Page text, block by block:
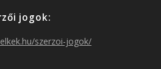
jogok:
szerzoi-jogok/